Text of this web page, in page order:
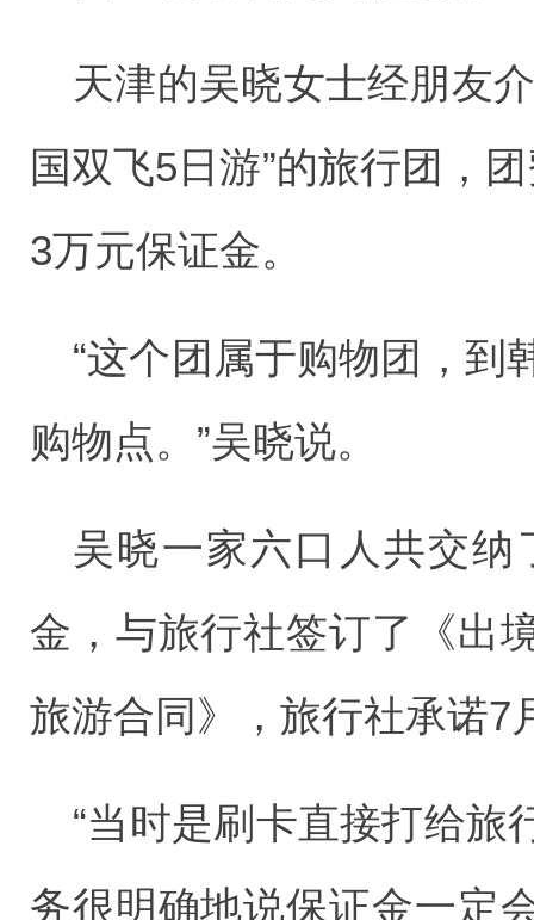
天津的吴晓女士经朋友
国双飞5日游”的旅行团，
3万元保证金。
“这个团属于购物团，到
购物点。”吴晓说。
吴晓一家六口人共交纳
金，与旅行社签订了《出
旅游合同》，旅行社承诺7
“当时是刷卡直接打给旅
务很明确地说保证金一定